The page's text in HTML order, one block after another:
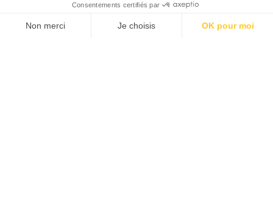
Consentements certifiés par
Non merci Je choisis
OK pour moi